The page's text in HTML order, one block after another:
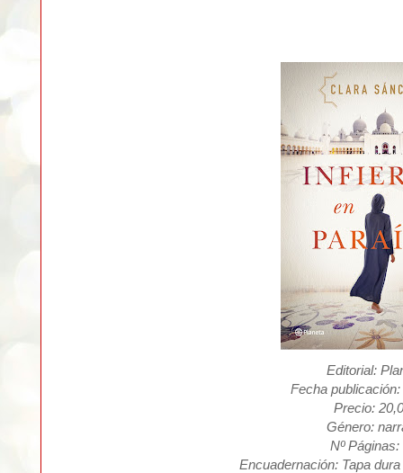
Editorial:
Fecha
Precio:
Género:
Nº Páginas:
Encuadernación: Tapa